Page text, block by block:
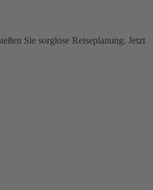
Sie sorglose Reiseplanung. Jetzt